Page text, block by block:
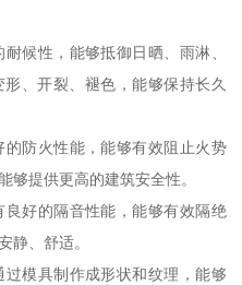
候性，能够抵御日晒、雨淋、
、开裂、褪色，能够保持长久
的防火性能，能够有效阻止火势
够提供更高的建筑安全性。
良好的隔音性能，能够有效隔绝
静、舒适。
模具制作成形状和纹理，能够